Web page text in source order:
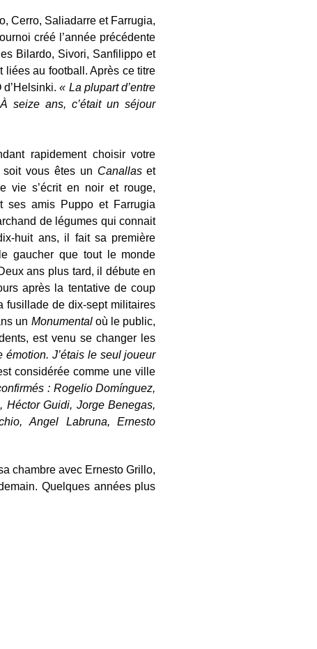
Cerro, Saliadarre et Farrugia,
créé l’année précédente
Bilardo, Sivori, Sanfilippo et
liées au football. Après ce titre
d’Helsinki.« La plupart d’entre
seize ans, c’était un séjour
rapidement choisir votre
vous êtes un Canallaset
vie s’écrit en noir et rouge,
ses amis Puppo et Farrugia
de légumes qui connait
huit ans, il fait sa première
gaucher que tout le monde
ans plus tard, il débute en
après la tentative de coup
fusillade de dix-sept militaires
un Monumental où le public,
est venu se changer les
émotion. J’étais le seul joueur
considérée comme une ville
: Rogelio Domínguez,
Héctor Guidi, Jorge Benegas,
Angel Labruna, Ernesto
chambre avec Ernesto Grillo,
Quelques années plus